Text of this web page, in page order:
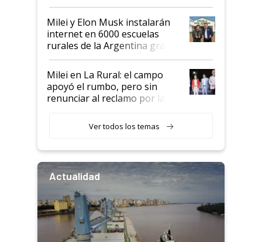
Milei y Elon Musk instalarán
internet en 6000 escuelas
rurales de la Argentina gracias
a un acuerdo con Starlink
Milei en La Rural: el campo
apoyó el rumbo, pero sin
renunciar al reclamo por las
Ver todos los temas
Actualidad